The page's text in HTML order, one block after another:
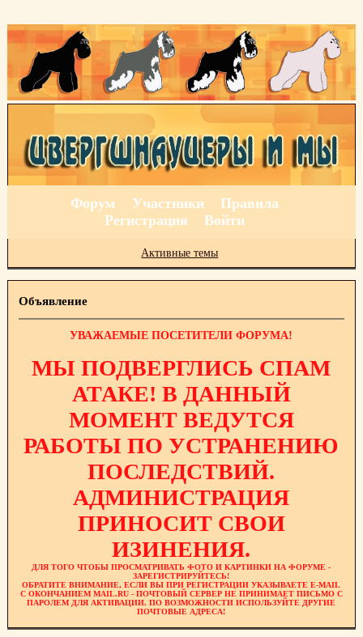
Форум Участники
Правила
Регистрация
Войти
Активные темы
Объявление
УВАЖАЕМЫЕ ПОСЕТИТЕЛИ ФОРУМА!
МЫ ПОДВЕРГЛИСЬ СПАМ
АТАКЕ! В ДАННЫЙ
МОМЕНТ ВЕДУТСЯ
РАБОТЫ ПО УСТРАНЕНИЮ
ПОСЛЕДСТВИЙ.
АДМИНИСТРАЦИЯ
ПРИНОСИТ СВОИ
ИЗИНЕНИЯ.
ДЛЯ ТОГО ЧТОБЫ ПРОСМАТРИВАТЬ ФОТО И КАРТИНКИ НА ФОРУМЕ -
ЗАРЕГИСТРИРУЙТЕСЬ!
ОБРАТИТЕ ВНИМАНИЕ, ЕСЛИ ВЫ ПРИ РЕГИСТРАЦИИ УКАЗЫВАЕТЕ E-MAIL
С ОКОНЧАНИЕМ MAIL.RU - ПОЧТОВЫЙ СЕРВЕР НЕ ПРИНИМАЕТ ПИСЬМО С
ПАРОЛЕМ ДЛЯ АКТИВАЦИИ. ПО ВОЗМОЖНОСТИ ИСПОЛЬЗУЙТЕ ДРУГИЕ
ПОЧТОВЫЕ АДРЕСА!